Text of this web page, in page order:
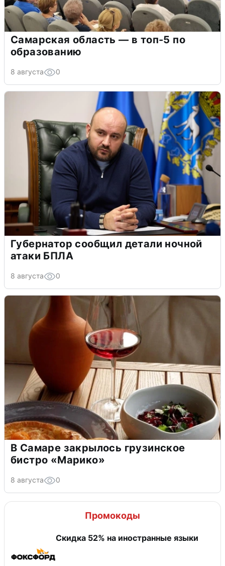
Самарская область — в топ-5 по
образованию
8 августа 0
Губернатор сообщил детали ночной
атаки БПЛА
8 августа 0
В Самаре закрылось грузинское
бистро «Марико»
8 августа 0
Промокоды
Скидка 52% на иностранные языки